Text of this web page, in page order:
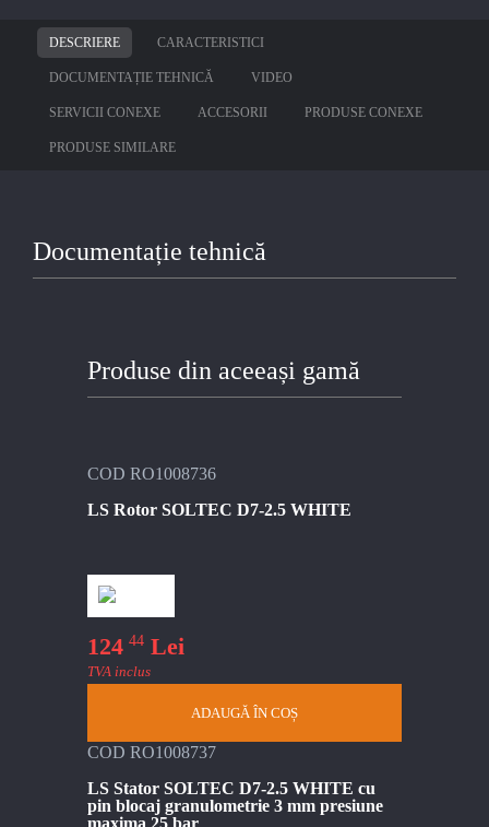
DESCRIERE CARACTERISTICI
DOCUMENTAȚIE TEHNICĂ VIDEO
SERVICII CONEXE ACCESORII PRODUSE CONEXE
PRODUSE SIMILARE
Documentație tehnică
Produse din aceeași gamă
COD RO1008736
LS Rotor SOLTEC D7-2.5 WHITE
124 44 Lei
TVA inclus
ADAUGĂ ÎN COȘ
COD RO1008737
LS Stator SOLTEC D7-2.5 WHITE cu
pin blocaj granulometrie 3 mm presiune
maxima 25 bar